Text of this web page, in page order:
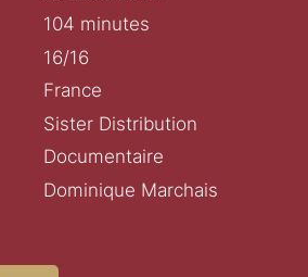
104 minutes
16/16
France
Sister Distribution
Documentaire
Dominique Marchais